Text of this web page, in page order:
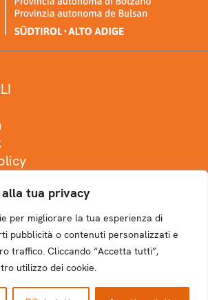
tua privacy
per migliorare la tua esperienza di
pubblicità o contenuti personalizzati e
traffico. Cliccando “Accetta tutti”,
utilizzo dei cookie.